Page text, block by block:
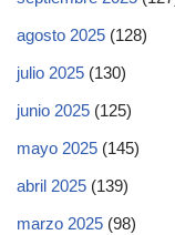
agosto 2025 (128)
julio 2025 (130)
junio 2025 (125)
mayo 2025 (145)
abril 2025 (139)
marzo 2025 (98)